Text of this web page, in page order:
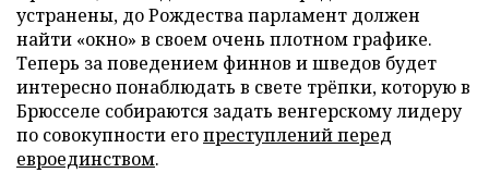
устранены, до Рождества парламент должен
найти «окно» в своем очень плотном графике.
Теперь за поведением финнов и шведов будет
интересно понаблюдать в свете трёпки, которую в
Брюсселе собираются задать венгерскому лидеру
по совокупности егопреступлений перед
евроединством.